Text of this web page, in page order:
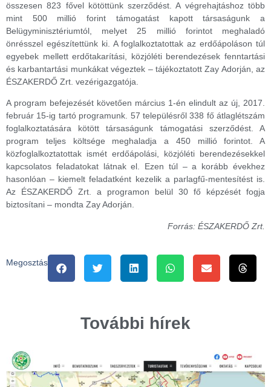
összesen 823 fővel kötöttünk szerződést. A végrehajtáshoz több
mint 500 millió forint támogatást kapott társaságunk a
Belügyminisztériumtól, melyet 25 millió forintot meghaladó
önrésszel egészítettünk ki. A foglalkoztatottak az erdőápoláson túl
egyebek mellett erdőtakarítási, közjóléti berendezések fenntartási
és karbantartási munkákat végeztek – tájékoztatott Zay Adorján, az
ÉSZAKERDŐ Zrt. vezérigazgatója.
A program befejezését követően március 1-én elindult az új, 2017.
február 15-ig tartó programunk. 57 településről 338 fő átlaglétszám
foglalkoztatására kötött társaságunk támogatási szerződést. A
program teljes költsége meghaladja a 450 millió forintot. A
közfoglalkoztatottak ismét erdőápolási, közjóléti berendezésekkel
kapcsolatos feladatokat látnak el. Ezen túl – a korább évekhez
hasonlóan – kiemelt feladatként kezelik a parlagfű-mentesítést is.
Az ÉSZAKERDŐ Zrt. a programon belül 30 fő képzését fogja
biztosítani – mondta Zay Adorján.
Forrás: ÉSZAKERDŐ Zrt.
Megosztás
További hírek